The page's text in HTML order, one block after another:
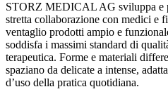
STORZ MEDICAL AG sviluppa e
stretta collaborazione con medici e
ventaglio prodotti ampio e
soddisfa i massimi standard di
terapeutica. Forme e materiali
spaziano da delicate a intense,
d’uso della pratica quotidiana.